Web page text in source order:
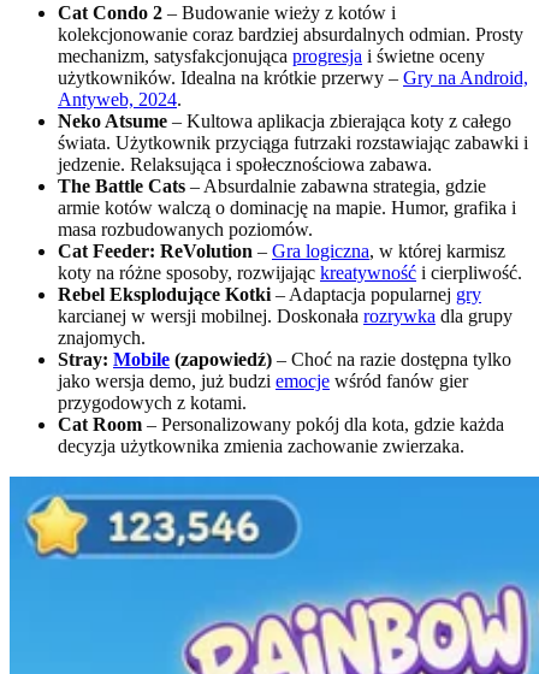
Cat Condo 2 – Budowanie wieży z kotów i
kolekcjonowanie coraz bardziej absurdalnych odmian. Prosty
mechanizm, satysfakcjonująca progresja i świetne oceny
użytkowników. Idealna na krótkie przerwy – Gry na Android,
Antyweb, 2024.
Neko Atsume – Kultowa aplikacja zbierająca koty z całego
świata. Użytkownik przyciąga futrzaki rozstawiając zabawki i
jedzenie. Relaksująca i społecznościowa zabawa.
The Battle Cats – Absurdalnie zabawna strategia, gdzie
armie kotów walczą o dominację na mapie. Humor, grafika i
masa rozbudowanych poziomów.
Cat Feeder: ReVolution – Gra logiczna, w której karmisz
koty na różne sposoby, rozwijając kreatywność i cierpliwość.
Rebel Eksplodujące Kotki – Adaptacja popularnej gry
karcianej w wersji mobilnej. Doskonała rozrywka dla grupy
znajomych.
Stray: Mobile (zapowiedź) – Choć na razie dostępna tylko
jako wersja demo, już budzi emocje wśród fanów gier
przygodowych z kotami.
Cat Room – Personalizowany pokój dla kota, gdzie każda
decyzja użytkownika zmienia zachowanie zwierzaka.